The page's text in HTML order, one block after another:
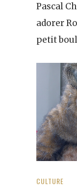
Pascal
adorer
petit
CULTURE